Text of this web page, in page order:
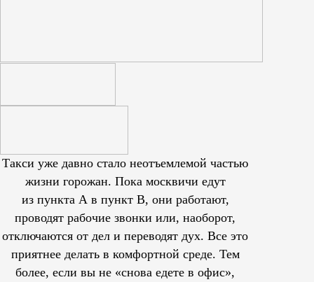
Такси уже давно стало неотъемлемой частью
жизни горожан. Пока москвичи едут
из пункта А в пункт В, они работают,
проводят рабочие звонки или, наоборот,
отключаются от дел и переводят дух. Все это
приятнее делать в комфортной среде. Тем
более, если вы не «снова едете в офис»,